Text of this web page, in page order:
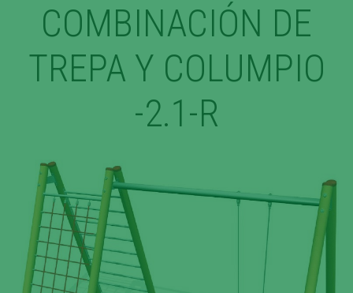
COMBINACIÓN DE
TREPA Y COLUMPIO
-2.1-R